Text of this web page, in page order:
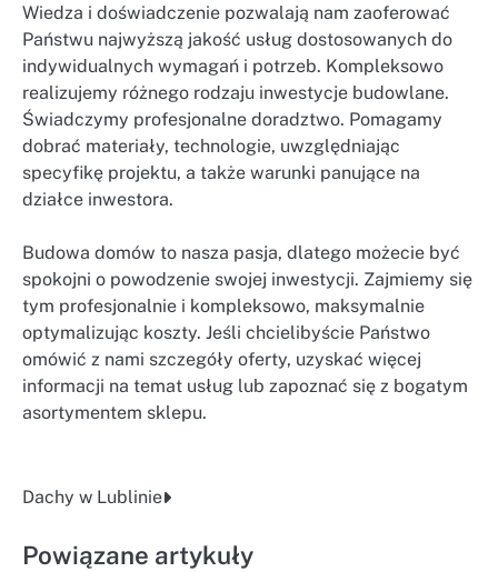
Wiedza i doświadczenie pozwalają nam zaoferować
Państwu najwyższą jakość usług dostosowanych do
indywidualnych wymagań i potrzeb. Kompleksowo
realizujemy różnego rodzaju inwestycje budowlane.
Świadczymy profesjonalne doradztwo. Pomagamy
dobrać materiały, technologie, uwzględniając
specyfikę projektu, a także warunki panujące na
działce inwestora.
Budowa domów to nasza pasja, dlatego możecie być
spokojni o powodzenie swojej inwestycji. Zajmiemy się
tym profesjonalnie i kompleksowo, maksymalnie
optymalizując koszty. Jeśli chcielibyście Państwo
omówić z nami szczegóły oferty, uzyskać więcej
informacji na temat usług lub zapoznać się z bogatym
asortymentem sklepu.
Nawigacja
wpisu
Dachy w Lublinie
Powiązane artykuły